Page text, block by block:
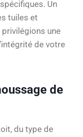
Un
tuiles et
une
de votre
de
du type de